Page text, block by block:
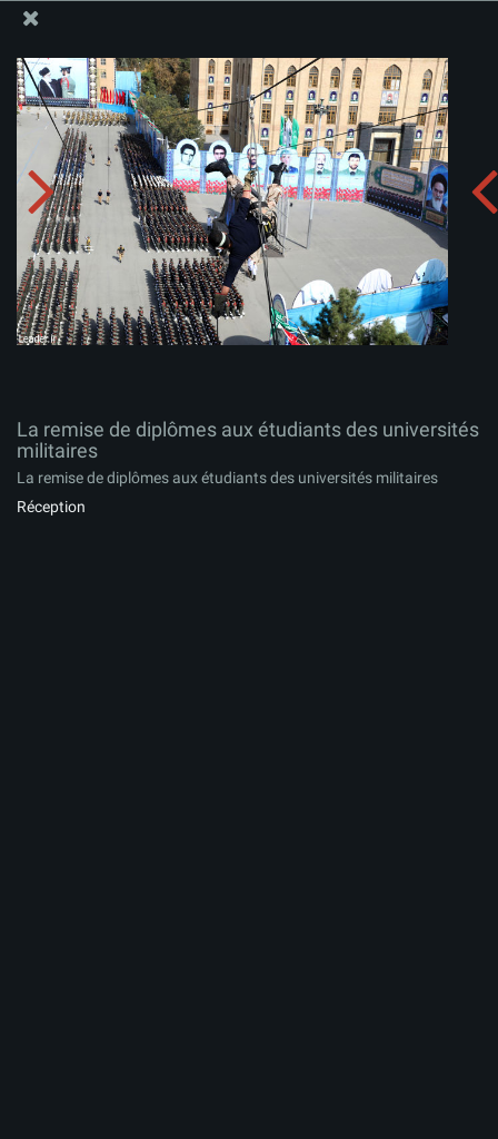
La remise de diplômes aux étudiants des universités
militaires
Télécharger l'album:
La remise de diplômes aux étudiants des universités
militaires
La remise de diplômes aux étudiants des universités militaires
Réception